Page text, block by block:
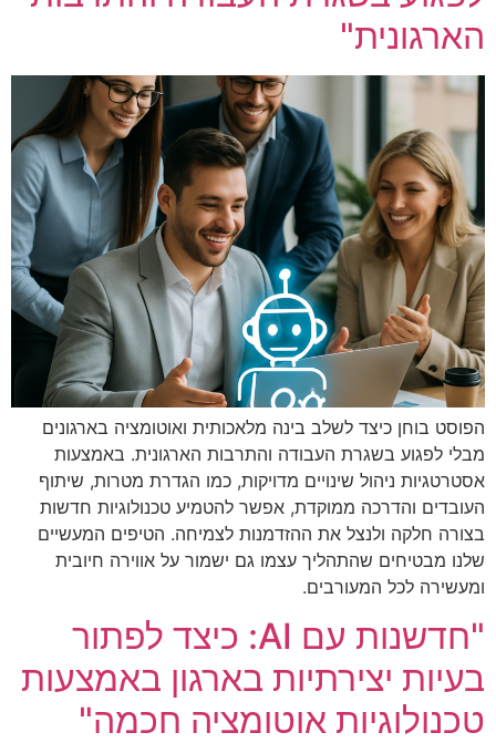
הארגונית"
הפוסט בוחן כיצד לשלב בינה מלאכותית ואוטומציה בארגונים
מבלי לפגוע בשגרת העבודה והתרבות הארגונית. באמצעות
אסטרטגיות ניהול שינויים מדויקות, כמו הגדרת מטרות, שיתוף
העובדים והדרכה ממוקדת, אפשר להטמיע טכנולוגיות חדשות
בצורה חלקה ולנצל את ההזדמנות לצמיחה. הטיפים המעשיים
שלנו מבטיחים שהתהליך עצמו גם ישמור על אווירה חיובית
ומעשירה לכל המעורבים.
"חדשנות עם AI: כיצד לפתור
בעיות יצירתיות בארגון באמצעות
טכנולוגיות אוטומציה חכמה"